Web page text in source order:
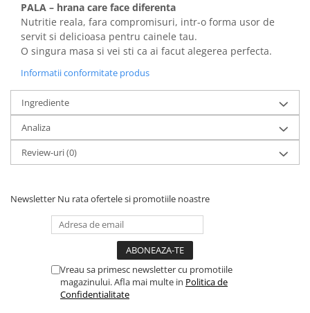
PALA – hrana care face diferenta
Nutritie reala, fara compromisuri, intr-o forma usor de
servit si delicioasa pentru cainele tau.
O singura masa si vei sti ca ai facut alegerea perfecta.
Informatii conformitate produs
Ingrediente
Analiza
Review-uri(0)
Newsletter Nu rata ofertele si promotiile noastre
Vreau sa primesc newsletter cu promotiile
magazinului. Afla mai multe in Politica de
Confidentialitate